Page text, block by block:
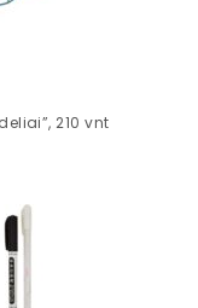
210 vnt